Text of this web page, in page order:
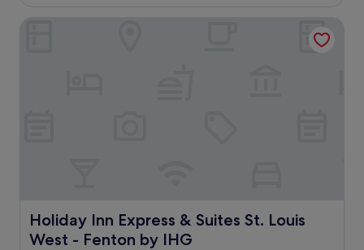
Holiday Inn Express & Suites St. Louis
West - Fenton by IHG
Holiday Inn Express & Suites St. Louis West - Fenton by
Holiday Inn Express & Suites St. Louis West - Fenton by